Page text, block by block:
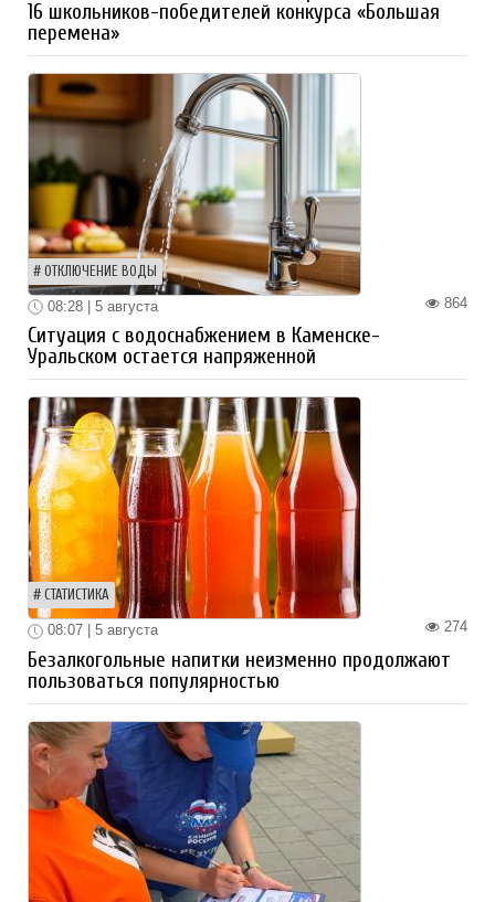
16 школьников-победителей конкурса «Большая
перемена»
ОТКЛЮЧЕНИЕ ВОДЫ
864
08:28 | 5 августа
Ситуация с водоснабжением в Каменске-
Уральском остается напряженной
СТАТИСТИКА
274
08:07 | 5 августа
Безалкогольные напитки неизменно продолжают
пользоваться популярностью